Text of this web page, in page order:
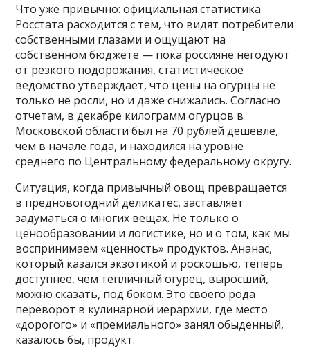
Что уже привычно: официальная статистика
Росстата расходится с тем, что видят потребители
собственными глазами и ощущают на
собственном бюджете — пока россияне негодуют
от резкого подорожания, статистическое
ведомство утверждает, что цены на огурцы не
только не росли, но и даже снижались. Согласно
отчетам, в декабре килограмм огурцов в
Московской области был на 70 рублей дешевле,
чем в начале года, и находился на уровне
среднего по Центральному федеральному округу.
Ситуация, когда привычный овощ превращается
в предновогодний деликатес, заставляет
задуматься о многих вещах. Не только о
ценообразовании и логистике, но и о том, как мы
воспринимаем «ценность» продуктов. Ананас,
который казался экзотикой и роскошью, теперь
доступнее, чем тепличный огурец, выросший,
можно сказать, под боком. Это своего рода
переворот в кулинарной иерархии, где место
«дорогого» и «премиального» занял обыденный,
казалось бы, продукт.